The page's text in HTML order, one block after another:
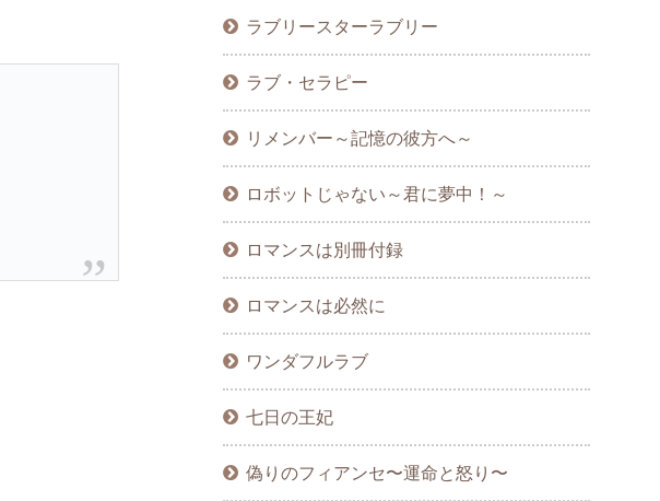
ラブリースターラブリー
ラブ・セラピー
リメンバー～記憶の彼方へ～
ロボットじゃない～君に夢中！～
ロマンスは別冊付録
ロマンスは必然に
ワンダフルラブ
七日の王妃
偽りのフィアンセ〜運命と怒り〜